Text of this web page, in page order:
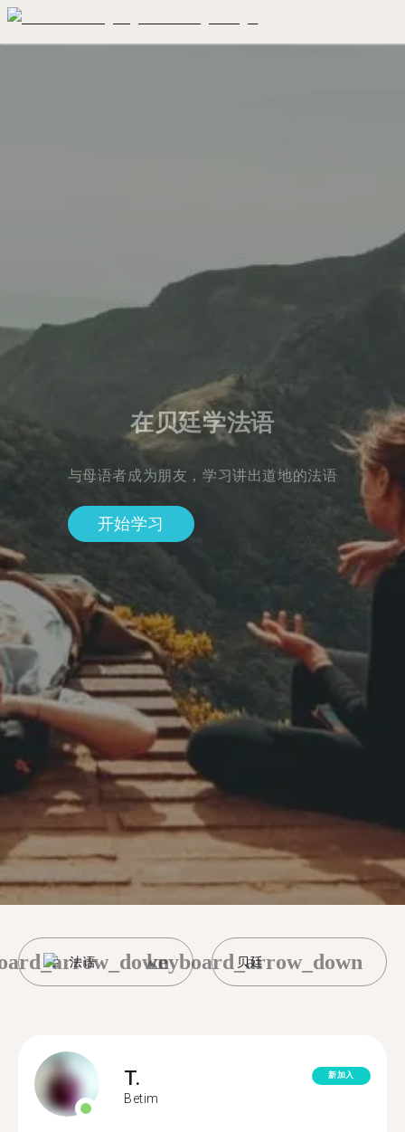
在贝廷学法语
与母语者成为朋友，学习讲出道地的法语
开始学习
法语 贝廷
keyboard_arrow_down
T.
Betim
新加入